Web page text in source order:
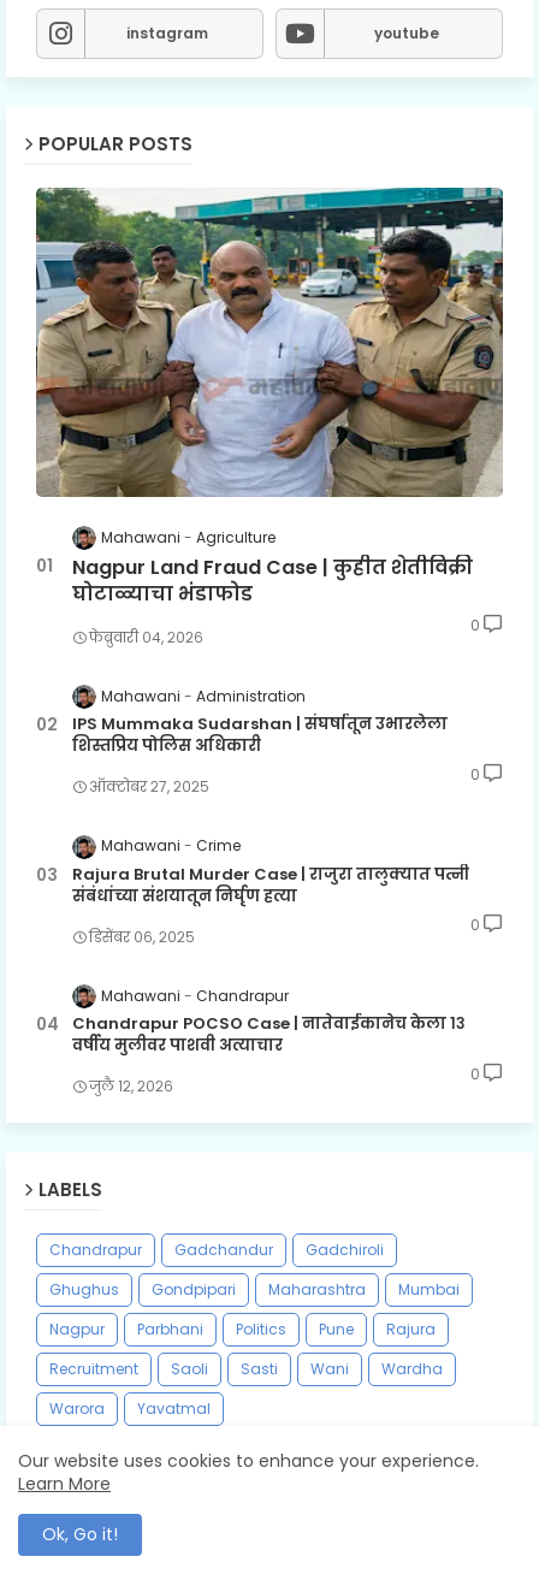
instagram youtube
POPULAR POSTS
Mahawani Agriculture
Nagpur Land Fraud Case | कुहीत शेतीविक्री
घोटाळ्याचा भंडाफोड
फेब्रुवारी ०४, २०२६
0
Mahawani Administration
IPS Mummaka Sudarshan | संघर्षातून उभारलेला
शिस्तप्रिय पोलिस अधिकारी
ऑक्टोबर २७, २०२५
0
Mahawani Crime
Rajura Brutal Murder Case | राजुरा तालुक्यात पत्नी
संबंधांच्या संशयातून निर्घृण हत्या
डिसेंबर ०६, २०२५
0
Mahawani Chandrapur
Chandrapur POCSO Case | नातेवाईकानेच केला १३
वर्षीय मुलीवर पाशवी अत्याचार
जुलै १२, २०२६
0
LABELS
Chandrapur Gadchandur
Gadchiroli
Ghughus
Gondpipari Maharashtra
Mumbai
Nagpur
Parbhani Politics Pune
Rajura
Recruitment
Saoli Sasti Wani
Wardha
Warora
Yavatmal
Our website uses cookies to enhance your experience.
Learn More
Ok, Go it!